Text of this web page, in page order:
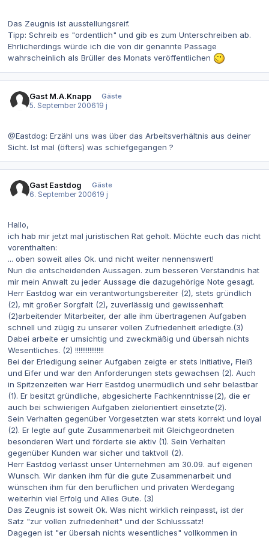
Das Zeugnis ist ausstellungsreif.
Tipp: Schreib es "ordentlich" und gib es zum Unterschreiben ab.
Ehrlicherdings würde ich die von dir genannte Passage
wahrscheinlich als Brüller des Monats veröffentlichen
Gast M.A.Knapp
Gäste
5. September 200619 j
@Eastdog: Erzähl uns was über das Arbeitsverhältnis aus deiner
Sicht. Ist mal (öfters) was schiefgegangen ?
Gast Eastdog
Gäste
6. September 200619 j
Hallo,
ich hab mir jetzt mal juristischen Rat geholt. Möchte euch das nicht
vorenthalten:
... oben soweit alles Ok. und nicht weiter nennenswert!
Nun die entscheidenden Aussagen. zum besseren Verständnis hat
mir mein Anwalt zu jeder Aussage die dazugehörige Note gesagt.
Herr Eastdog war ein verantwortungsbereiter (2), stets gründlich
(2), mit großer Sorgfalt (2), zuverlässig und gewissenhaft
(2)arbeitender Mitarbeiter, der alle ihm übertragenen Aufgaben
schnell und zügig zu unserer vollen Zufriedenheit erledigte.(3)
Dabei arbeite er umsichtig und zweckmäßig und übersah nichts
Wesentliches. (2) !!!!!!!!!!!!!!!!
Bei der Erledigung seiner Aufgaben zeigte er stets Initiative, Fleiß
und Eifer und war den Anforderungen stets gewachsen (2). Auch
in Spitzenzeiten war Herr Eastdog unermüdlich und sehr belastbar
(1). Er besitzt gründliche, abgesicherte Fachkenntnisse(2), die er
auch bei schwierigen Aufgaben zielorientiert einsetzte(2).
Sein Verhalten gegenüber Vorgesetzten war stets korrekt und loyal
(2). Er legte auf gute Zusammenarbeit mit Gleichgeordneten
besonderen Wert und förderte sie aktiv (1). Sein Verhalten
gegenüber Kunden war sicher und taktvoll (2).
Herr Eastdog verlässt unser Unternehmen am 30.09. auf eigenen
Wunsch. Wir danken ihm für die gute Zusammenarbeit und
wünschen ihm für den beruflichen und privaten Werdegang
weiterhin viel Erfolg und Alles Gute. (3)
Das Zeugnis ist soweit Ok. Was nicht wirklich reinpasst, ist der
Satz "zur vollen zufriedenheit" und der Schlusssatz!
Dagegen ist "er übersah nichts wesentliches" vollkommen in